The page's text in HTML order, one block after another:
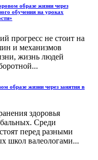
образе жизни через
обучения на уроках
прогресс не стоит на
и механизмов
жизнь людей
образе жизни через занятия в
здоровья
Среди
перед разными
школ валеологами...